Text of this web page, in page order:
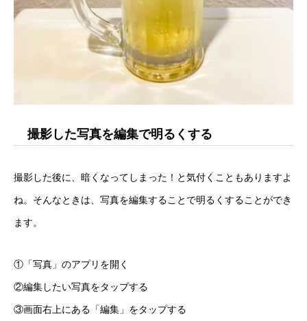
撮影した写真を編集で明るくする
撮影した後に、暗くなってしまった！と気付くこともありますよ
ね。そんなときは、写真を編集することで明るくすることができ
ます。
①「写真」のアプリを開く
②編集したい写真をタップする
③画面右上にある「編集」をタップする